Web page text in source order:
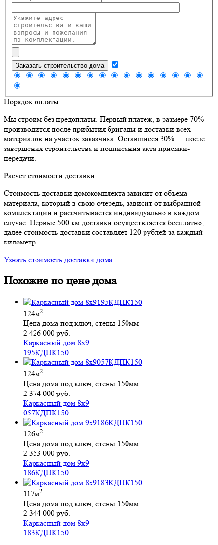
Заказать строительство дома
Порядок оплаты
Мы строим без предоплаты. Первый платеж, в размере 70%
производится после прибытия бригады и доставки всех
материалов на участок заказчика. Оставшиеся 30% — после
завершения строительства и подписания акта приемки-
передачи.
Расчет стоимости доставки
Стоимость доставки домокомплекта зависит от объема
материала, который в свою очередь, зависит от выбранной
комплектации и рассчитывается индивидуально в каждом
случае. Первые 500 км доставки осуществляется бесплатно,
далее стоимость доставки составляет 120 рублей за каждый
километр.
Узнать стоимость доставки дома
Похожие по цене дома
124м2
Цена дома под ключ, стены 150мм
2 426 000 руб.
Каркасный дом 8х9
195КДПК150
124м2
Цена дома под ключ, стены 150мм
2 374 000 руб.
Каркасный дом 8х9
057КДПК150
126м2
Цена дома под ключ, стены 150мм
2 353 000 руб.
Каркасный дом 9х9
186КДПК150
117м2
Цена дома под ключ, стены 150мм
2 344 000 руб.
Каркасный дом 8х9
183КДПК150